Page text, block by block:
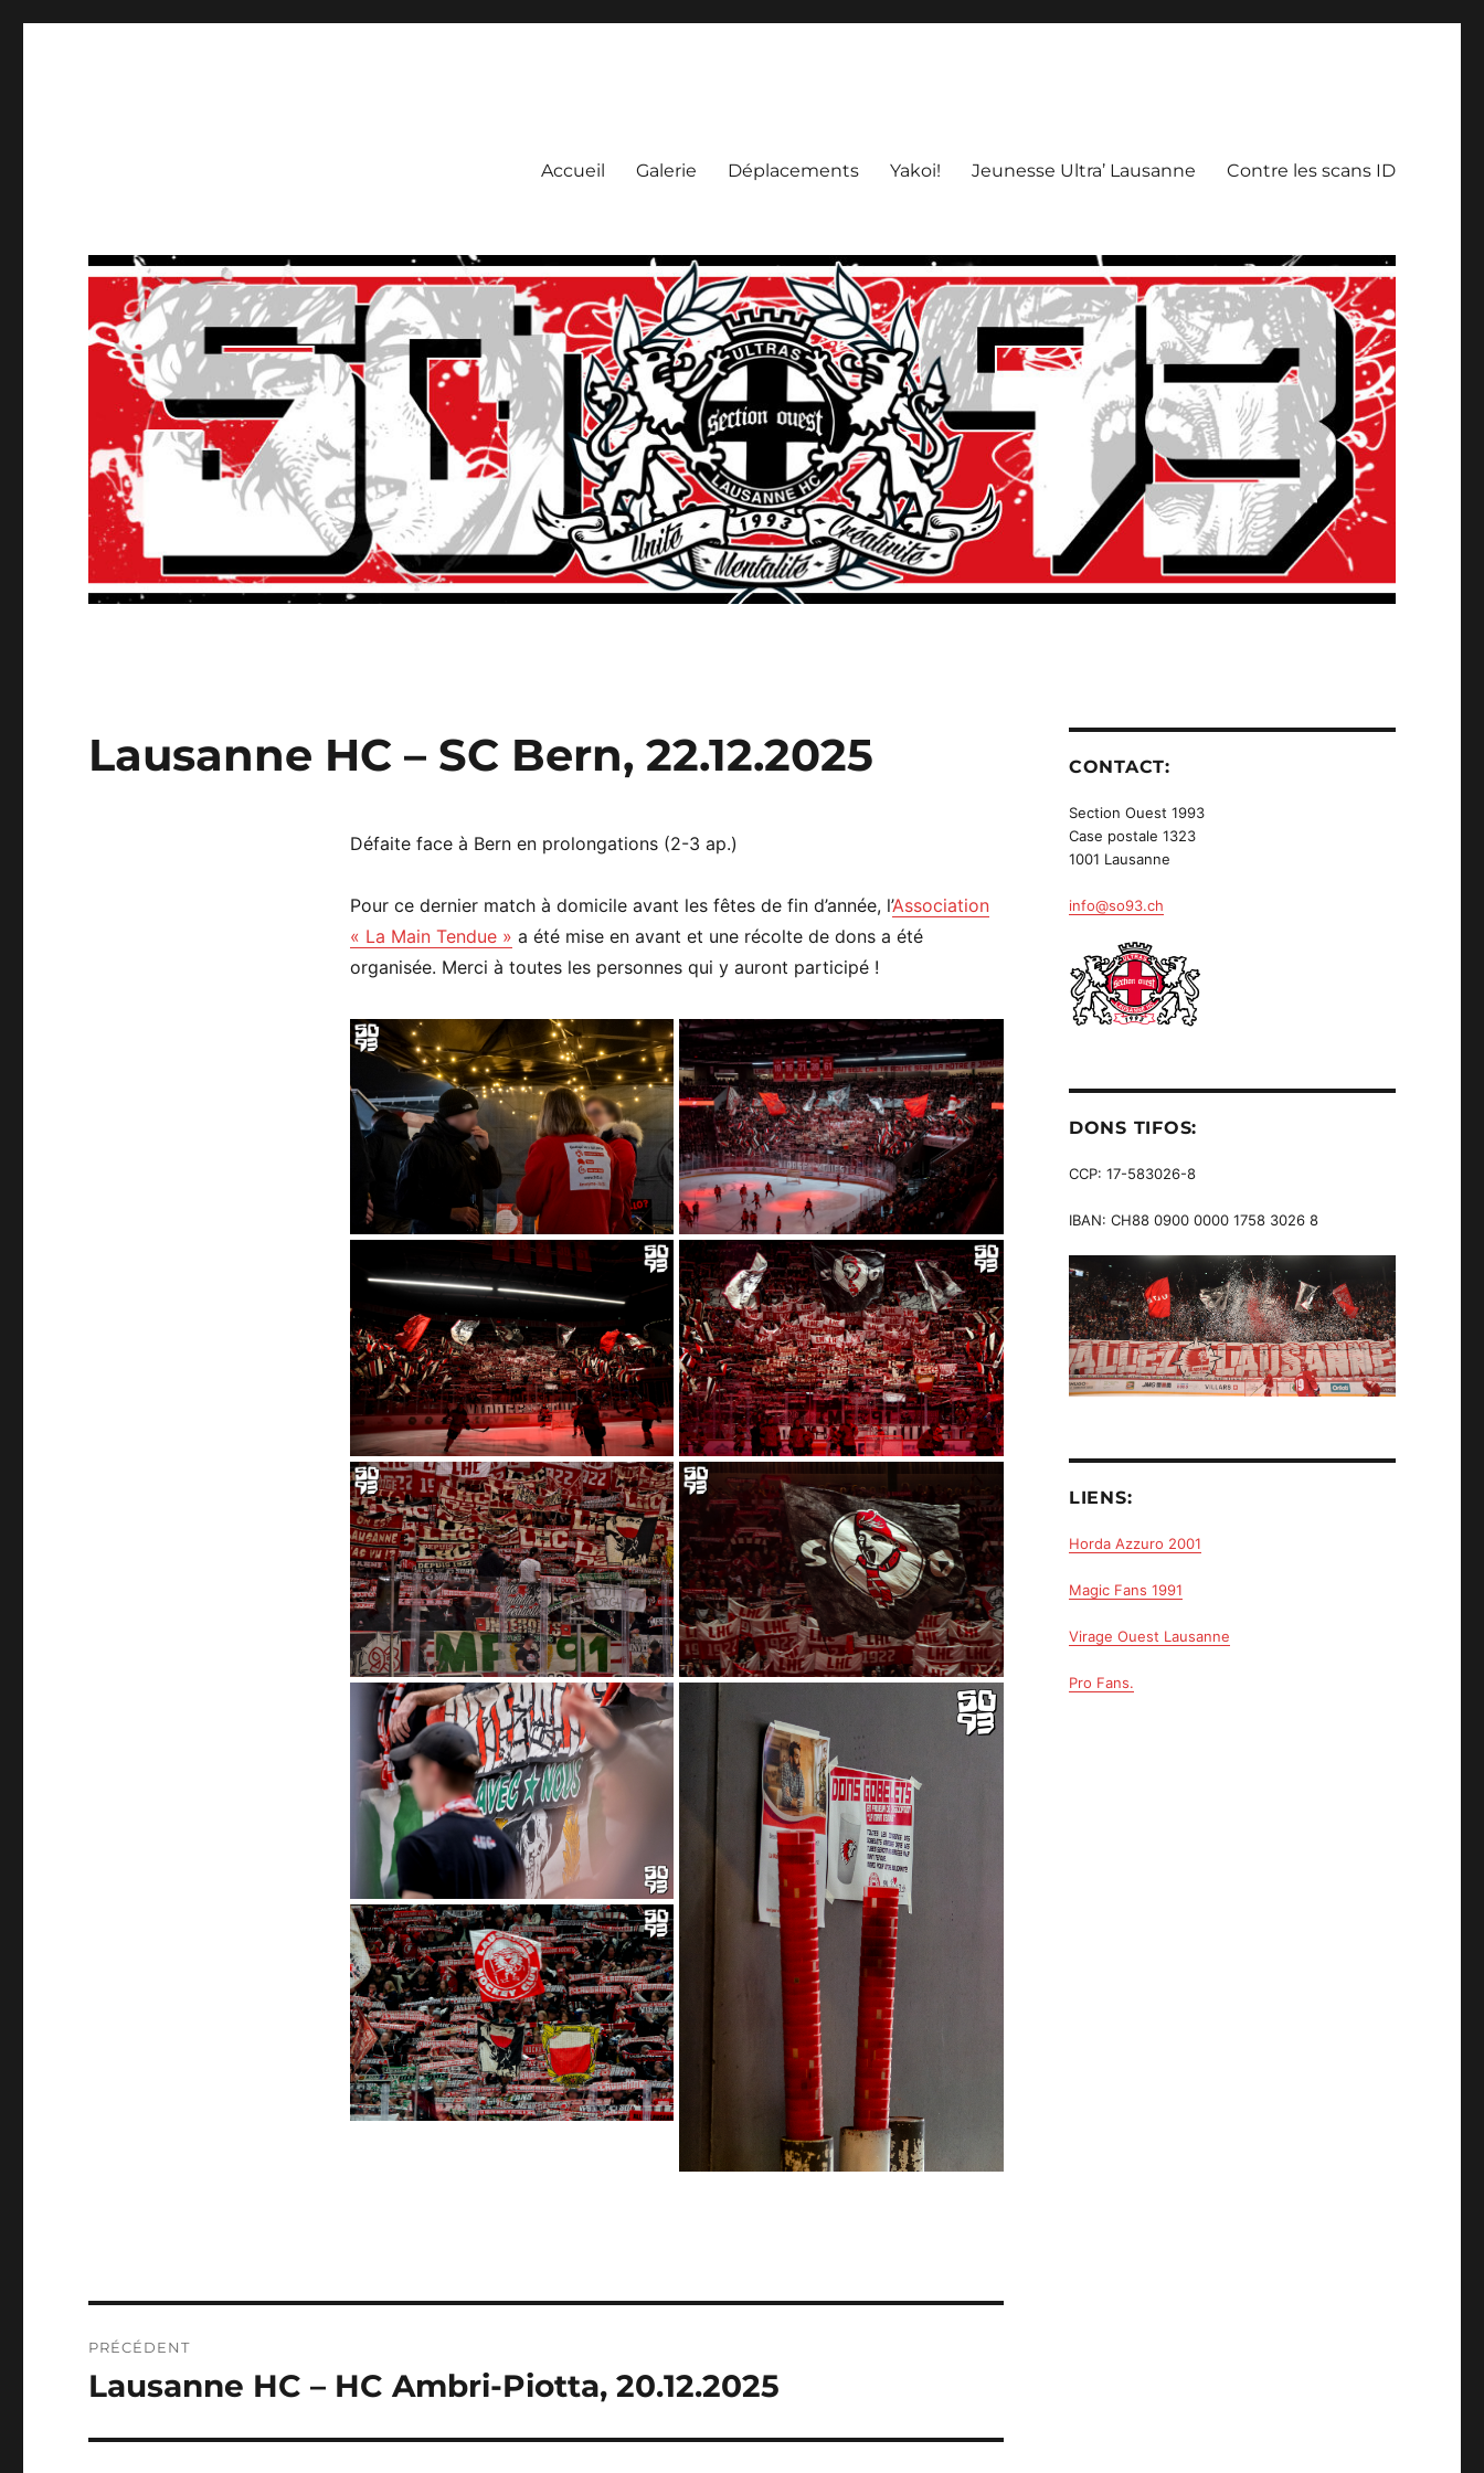
Accueil Galerie Déplacements Yakoi! Jeunesse Ultra’ Lausanne Contre les scans ID
Lausanne HC – SC Bern, 22.12.2025
Défaite face à Bern en prolongations (2-3 ap.)
Pour ce dernier match à domicile avant les fêtes de fin d’année, l’Association
« La Main Tendue » a été mise en avant et une récolte de dons a été
organisée. Merci à toutes les personnes qui y auront participé !
DE
PRÉCÉDENT
Publication
Lausanne HC – HC Ambri-Piotta, 20.12.2025
CONTACT:
Section Ouest 1993
Case postale 1323
1001 Lausanne
info@so93.ch
DONS TIFOS:
CCP: 17-583026-8
IBAN: CH88 0900 0000 1758 3026 8
LIENS:
Horda Azzuro 2001
Magic Fans 1991
Virage Ouest Lausanne
Pro Fans.